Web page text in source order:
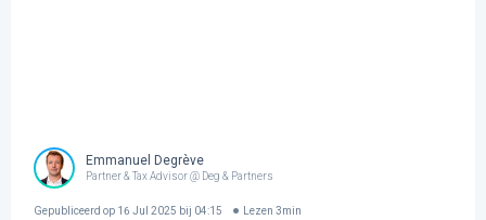
Emmanuel Degrève
Partner & Tax Advisor @ Deg & Partners
Gepubliceerd op 16 Jul 2025 bij 04:15 Lezen 3min